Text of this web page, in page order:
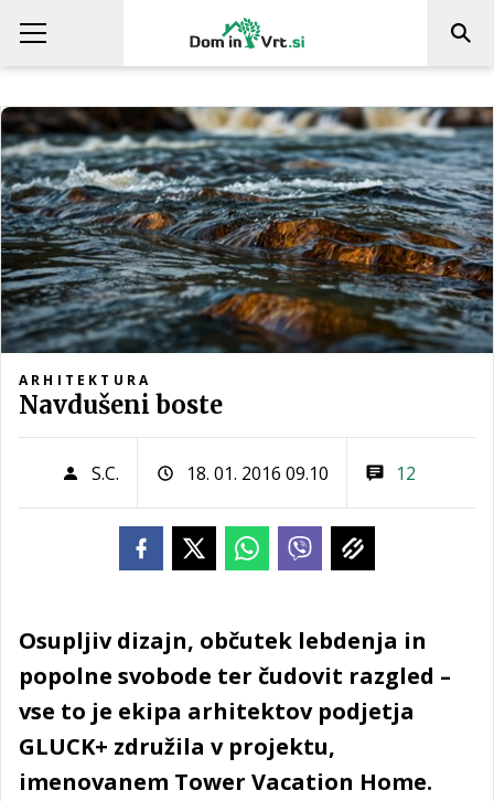
ARHITEKTURA
Navdušeni boste
S.C. 18. 01. 2016 09.10 12
Osupljiv dizajn, občutek lebdenja in
popolne svobode ter čudovit razgled –
vse to je ekipa arhitektov podjetja
GLUCK+ združila v projektu,
imenovanem Tower Vacation Home.